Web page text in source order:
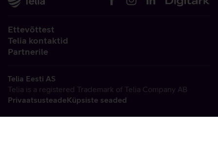
Ettevõttest
Telia kontaktid
Partnerile
Telia Eesti AS
Telia is a registered Trademark of Telia Company AB
PrivaatsusteadeKüpsiste seaded